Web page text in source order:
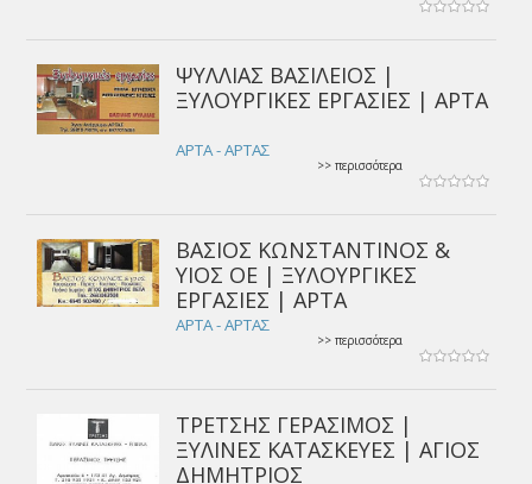
ΨΥΛΛΙΑΣ ΒΑΣΙΛΕΙΟΣ |
ΞΥΛΟΥΡΓΙΚΕΣ ΕΡΓΑΣΙΕΣ | ΑΡΤΑ
ΑΡΤΑ - ΑΡΤΑΣ
>> περισσότερα
ΒΑΣΙΟΣ ΚΩΝΣΤΑΝΤΙΝΟΣ &
ΥΙΟΣ ΟΕ | ΞΥΛΟΥΡΓΙΚΕΣ
ΕΡΓΑΣΙΕΣ | ΑΡΤΑ
ΑΡΤΑ - ΑΡΤΑΣ
>> περισσότερα
ΤΡΕΤΣΗΣ ΓΕΡΑΣΙΜΟΣ |
ΞΥΛΙΝΕΣ ΚΑΤΑΣΚΕΥΕΣ | ΑΓΙΟΣ
ΔΗΜΗΤΡΙΟΣ